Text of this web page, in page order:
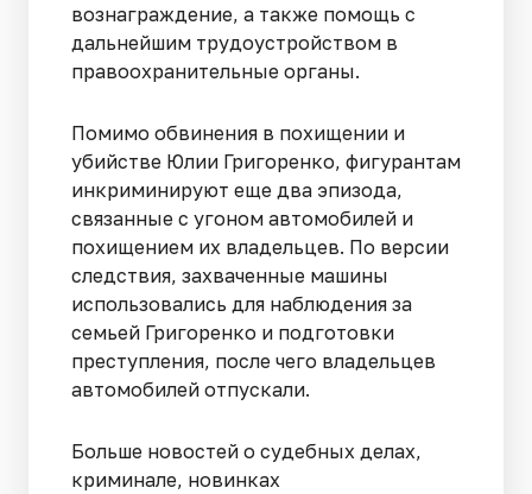
вознаграждение, а также помощь с
дальнейшим трудоустройством в
правоохранительные органы.
Помимо обвинения в похищении и
убийстве Юлии Григоренко, фигурантам
инкриминируют еще два эпизода,
связанные с угоном автомобилей и
похищением их владельцев. По версии
следствия, захваченные машины
использовались для наблюдения за
семьей Григоренко и подготовки
преступления, после чего владельцев
автомобилей отпускали.
Больше новостей о судебных делах,
криминале, новинках